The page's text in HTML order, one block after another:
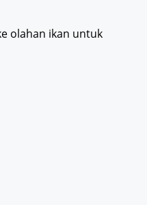
olahan ikan untuk